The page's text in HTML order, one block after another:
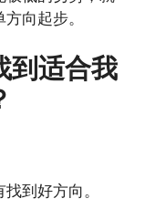
向起步。
到适合我
到好方向。